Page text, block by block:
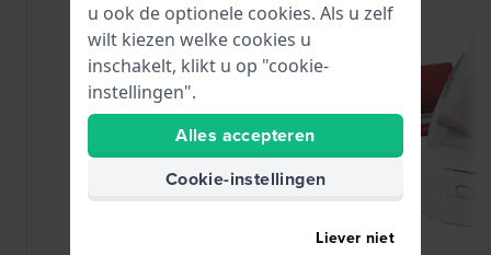
u ook de optionele cookies. Als u zelf
wilt kiezen welke cookies u
inschakelt, klikt u op "cookie-
instellingen".
Alles accepteren
Cookie-instellingen
Liever niet